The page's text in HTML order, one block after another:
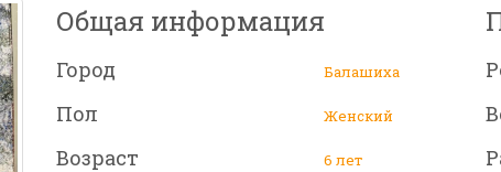
Общая информация
Город Балашиха
Пол Женский
Возраст 6 лет